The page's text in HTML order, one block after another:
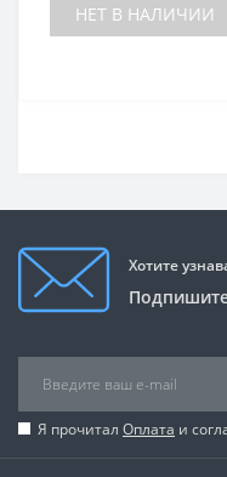
НЕТ В НАЛИЧИИ
Хотите
Я прочитал Оплата и